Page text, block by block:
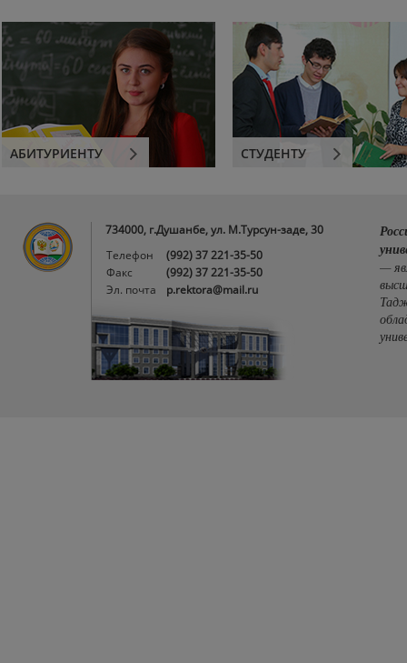
АБИТУРИЕНТУ СТУДЕНТУ
734000, г.Душанбе, ул. М.Турсун-заде, 30
Телефон
(992) 37 221-35-50
Факс
(992) 37 221-35-50
Эл. почта
p.rektora@mail.ru
—